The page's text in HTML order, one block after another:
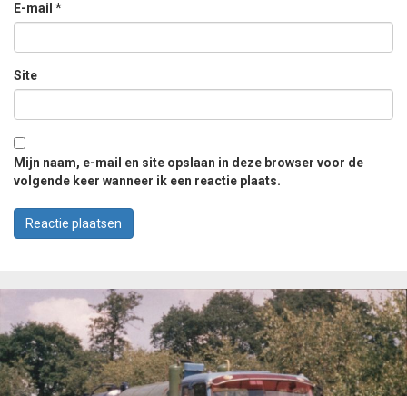
E-mail *
Site
Mijn naam, e-mail en site opslaan in deze browser voor de
volgende keer wanneer ik een reactie plaats.